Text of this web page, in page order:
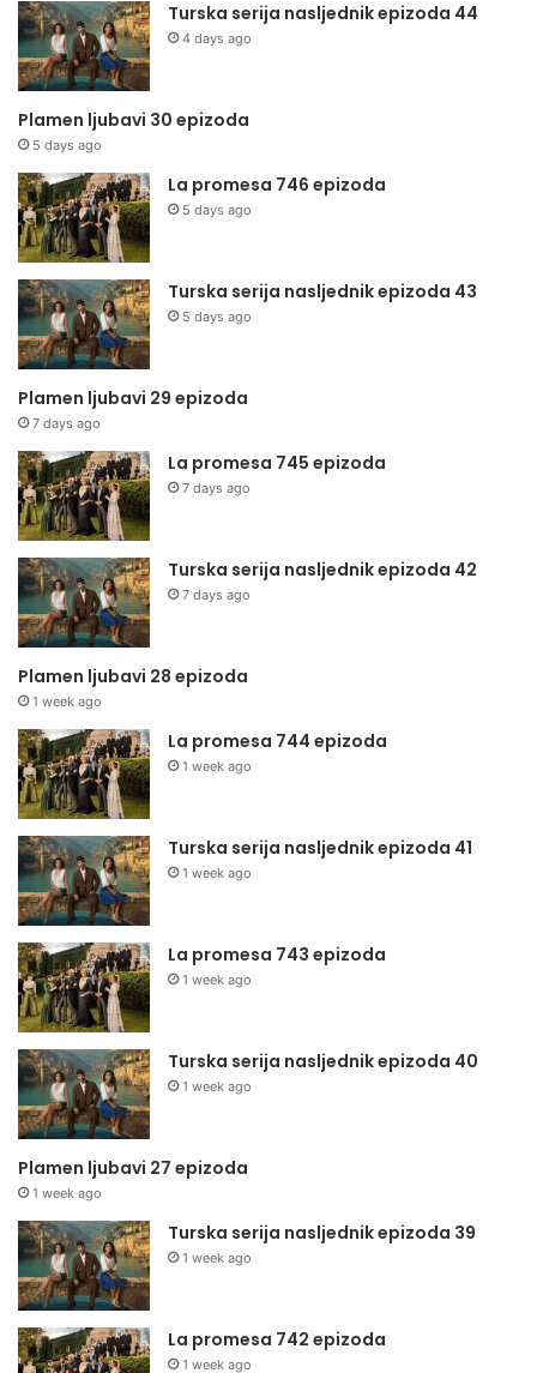
Turska serija nasljednik epizoda 44
4 days ago
Plamen ljubavi 30 epizoda
5 days ago
La promesa 746 epizoda
5 days ago
Turska serija nasljednik epizoda 43
5 days ago
Plamen ljubavi 29 epizoda
7 days ago
La promesa 745 epizoda
7 days ago
Turska serija nasljednik epizoda 42
7 days ago
Plamen ljubavi 28 epizoda
1 week ago
La promesa 744 epizoda
1 week ago
Turska serija nasljednik epizoda 41
1 week ago
La promesa 743 epizoda
1 week ago
Turska serija nasljednik epizoda 40
1 week ago
Plamen ljubavi 27 epizoda
1 week ago
Turska serija nasljednik epizoda 39
1 week ago
La promesa 742 epizoda
1 week ago